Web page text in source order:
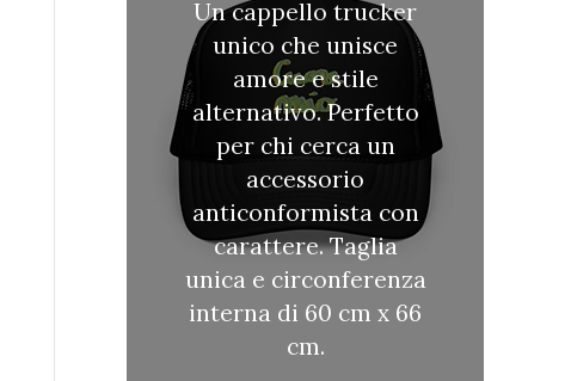
Un cappello trucker
unico che unisce
amore e stile
alternativo. Perfetto
per chi cerca un
accessorio
anticonformista con
carattere. Taglia
unica e circonferenza
interna di 60 cm x 66
cm.